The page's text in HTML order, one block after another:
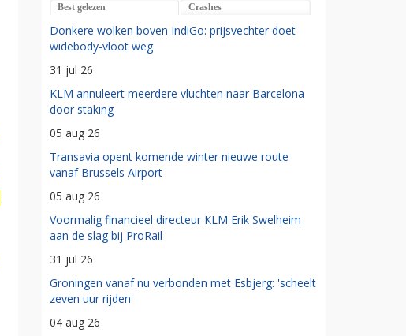
Best gelezen Crashes
Donkere wolken boven IndiGo: prijsvechter doet
widebody-vloot weg
31 jul 26
KLM annuleert meerdere vluchten naar Barcelona
door staking
05 aug 26
Transavia opent komende winter nieuwe route
vanaf Brussels Airport
05 aug 26
Voormalig financieel directeur KLM Erik Swelheim
aan de slag bij ProRail
31 jul 26
Groningen vanaf nu verbonden met Esbjerg: 'scheelt
zeven uur rijden'
04 aug 26